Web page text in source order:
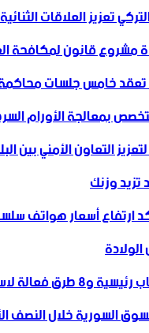
تعزيز العلاقات الثنائية
مشروع قانون لمكافحة
تعقد خامس جلسات
بمعالجة الأورام
التعاون ‏الأمني ‏بين
وزنك
ارتفاع أسعار هواتف
السورية خلال النصف